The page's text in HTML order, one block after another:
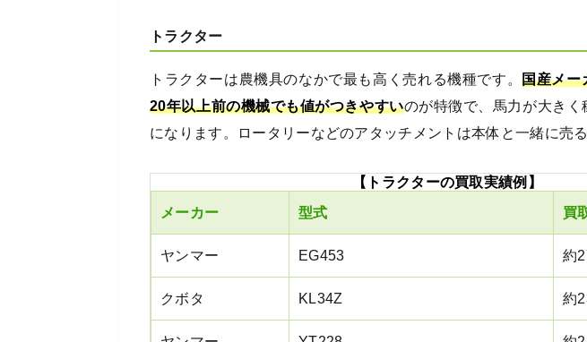
トラクター
トラクターは農機具のなかで最も高く売れる機種です。国産メー
20年以上前の機械でも値がつきやすいのが特徴で、馬力が大きく
になります。ロータリーなどのアタッチメントは本体と一緒に売る
【トラクターの買取実績例】
メーカー
型式 買
ヤンマー EG453 約
クボタ KL34Z 約